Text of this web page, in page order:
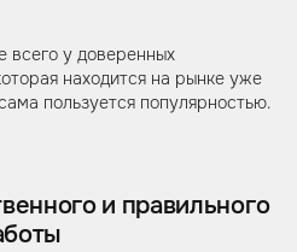
всего у доверенных
находится на рынке уже
пользуется популярностью.
и правильного